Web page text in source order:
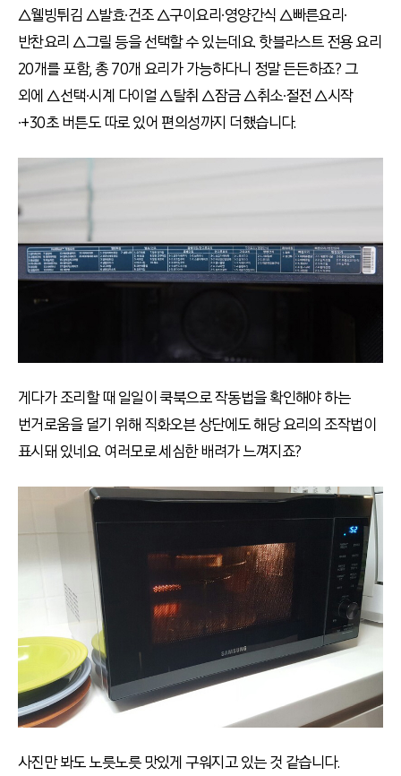
△웰빙튀김 △발효∙건조 △구이요리∙영양간식 △빠른요리∙
반찬요리 △그릴 등을 선택할 수 있는데요. 핫블라스트 전용 요리
20개를 포함, 총 70개 요리가 가능하다니 정말 든든하죠? 그
외에 △선택∙시계 다이얼 △탈취 △잠금 △취소∙절전 △시작
∙+30초 버튼도 따로 있어 편의성까지 더했습니다.
게다가 조리할 때 일일이 쿡북으로 작동법을 확인해야 하는
번거로움을 덜기 위해 직화오븐 상단에도 해당 요리의 조작법이
표시돼 있네요. 여러모로 세심한 배려가 느껴지죠?
사진만 봐도 노릇노릇 맛있게 구워지고 있는 것 같습니다.